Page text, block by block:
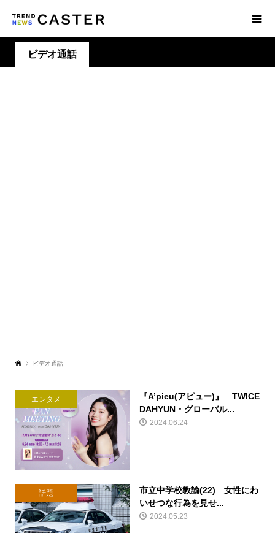
ビデオ通話
ビデオ通話
エンタメ
『A’pieu(アピュー)』 TWICE
DAHYUN・グローバル...
2024.06.24
話題
市立中学校教諭(22) 女性にわ
いせつな行為を見せ...
2024.05.23